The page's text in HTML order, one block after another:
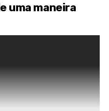
uma maneira